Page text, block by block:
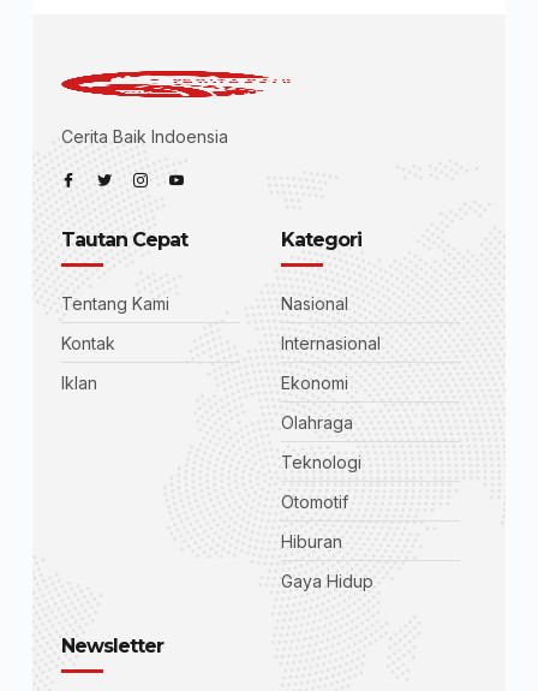
Cerita Baik Indoensia
Tautan Cepat
Tentang Kami
Kontak
Iklan
Kategori
Nasional
Internasional
Ekonomi
Olahraga
Teknologi
Otomotif
Hiburan
Gaya Hidup
Newsletter